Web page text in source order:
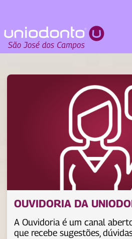
OUVIDORIA DA
A Ouvidoria é um canal
que recebe sugestões,